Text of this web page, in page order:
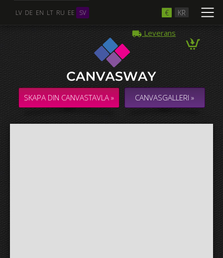
LV DE EN LT RU EE SV € KR
Leverans
SKAPA DIN CANVASTAVLA » CANVASGALLERI »
Flera Foton
COLLAGE / KOMPOSITION med flera foton